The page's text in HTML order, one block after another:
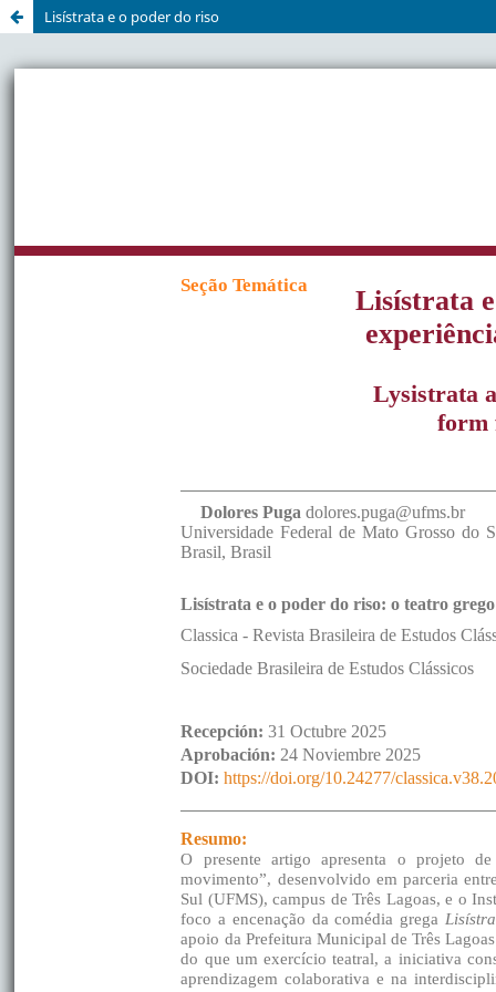
Lisístrata e o poder do riso